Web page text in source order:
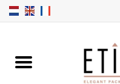
Home